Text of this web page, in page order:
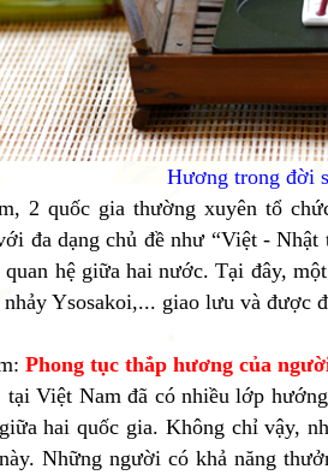
Hương trong đời
2 quốc gia thường xuyên tổ
đa dạng chủ đề như “Việt -
quan hệ giữa hai nước. Tại đây,
Ysosakoi,... giao lưu và được
Phong tục thắp hương của
Việt Nam đã có nhiều lớp
hai quốc gia. Không chỉ vậy,
Những người có khả năng